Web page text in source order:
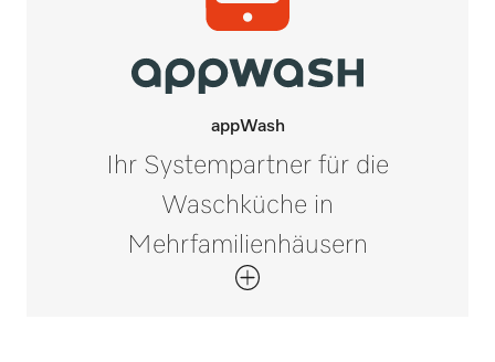
appWash
Ihr Systempartner für die
Waschküche in
Mehrfamilienhäusern